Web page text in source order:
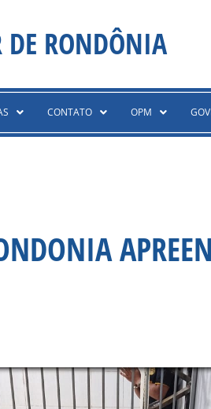
RONDÔNIA
CONTATO OPM